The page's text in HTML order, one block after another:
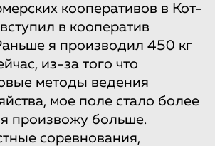
кооперативов в Кот-
в кооператив
я производил 450 кг
из-за того что
методы ведения
мое поле стало более
произвожу больше.
соревнования,